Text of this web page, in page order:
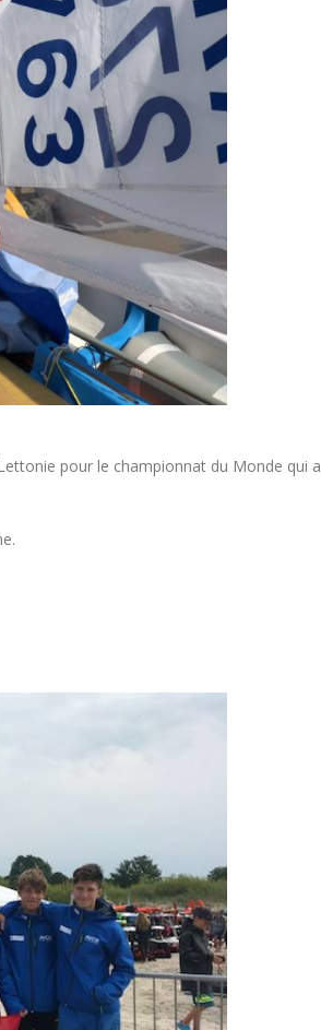
pour le championnat du Monde qui a